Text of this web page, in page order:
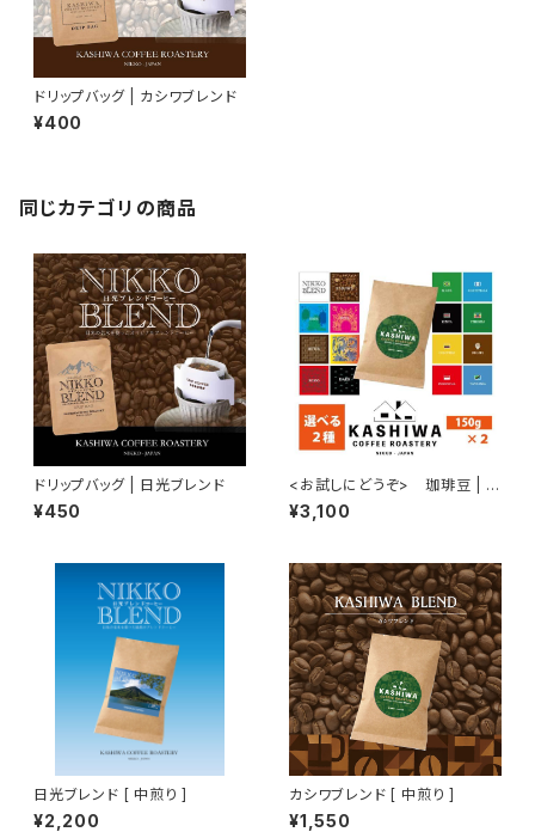
ドリップバッグ | カシワブレンド
¥400
同じカテゴリの商品
ドリップバッグ | 日光ブレンド
¥450
<お試しにどうぞ> 珈琲豆 | 選
¥3,100
日光ブレンド [ 中煎り ]
¥2,200
カシワブレンド [ 中煎り ]
¥1,550